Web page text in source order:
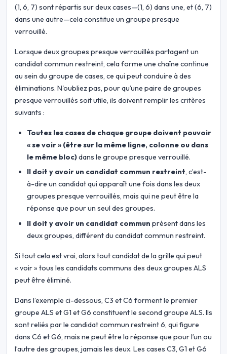
(1, 6, 7) sont répartis sur deux cases—(1, 6) dans une, et (6, 7)
dans une autre—cela constitue un groupe presque
verrouillé.
Lorsque deux groupes presque verrouillés partagent un
candidat commun restreint, cela forme une chaîne continue
au sein du groupe de cases, ce qui peut conduire à des
éliminations. N'oubliez pas, pour qu’une paire de groupes
presque verrouillés soit utile, ils doivent remplir les critères
suivants :
Toutes les cases de chaque groupe doivent pouvoir
« se voir » (être sur la même ligne, colonne ou dans
le même bloc)dans le groupe presque verrouillé.
Il doit y avoir un candidat commun restreint, c’est-
à-dire un candidat qui apparaît une fois dans les deux
groupes presque verrouillés, mais qui ne peut être la
réponse que pour un seul des groupes.
Il doit y avoir un candidat commun présent dans les
deux groupes, différent du candidat commun restreint.
Si tout cela est vrai, alors tout candidat de la grille qui peut
« voir » tous les candidats communs des deux groupes ALS
peut être éliminé.
Dans l’exemple ci-dessous, C3 et C6 forment le premier
groupe ALS et G1 et G6 constituent le second groupe ALS. Ils
sont reliés par le candidat commun restreint 6, qui figure
dans C6 et G6, mais ne peut être la réponse que pour l’un ou
l’autre des groupes, jamais les deux. Les cases C3, G1 et G6